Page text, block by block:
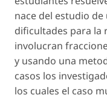
nace del estudio
dificultades para la
involucran
y usando una
casos los
los cuales el caso